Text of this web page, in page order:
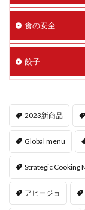
食の安全
餃子
2023新商品
Global menu
Strategic Cooking
アヒージョ